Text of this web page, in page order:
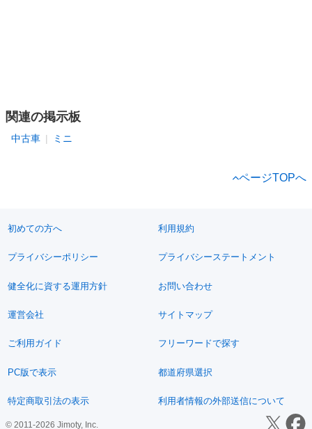
関連の掲示板
中古車 ミニ
ページTOPへ
初めての方へ 利用規約
プライバシーポリシー プライバシーステートメント
健全化に資する運用方針 お問い合わせ
運営会社 サイトマップ
ご利用ガイド フリーワードで探す
PC版で表示 都道府県選択
特定商取引法の表示 利用者情報の外部送信について
© 2011-2026 Jimoty, Inc.